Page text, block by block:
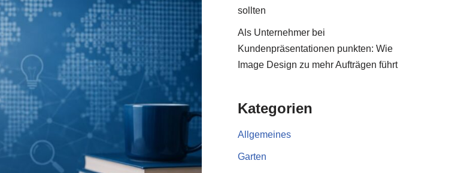
sollten
Als Unternehmer bei
Kundenpräsentationen punkten: Wie
Image Design zu mehr Aufträgen führt
Kategorien
Allgemeines
Garten